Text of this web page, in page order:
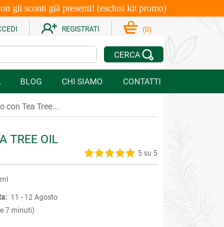
gli sconti già presenti! (esclusi kit promo)
REGISTRATI (0)
CERCA
BLOG CHI SIAMO CONTATTI
con Tea Tree...
TREE OIL
5 su 5
11 - 12 Agosto
7 minuti)